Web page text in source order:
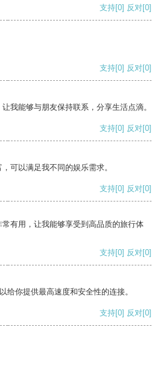
支持[0] 反对[0]
支持[0] 反对[0]
我能够与朋友保持联系，分享生活点滴。
支持[0] 反对[0]
可以满足我不同的娱乐需求。
支持[0] 反对[0]
有用，让我能够享受到高品质的旅行体
支持[0] 反对[0]
给你提供最高速度和安全性的连接。
支持[0] 反对[0]